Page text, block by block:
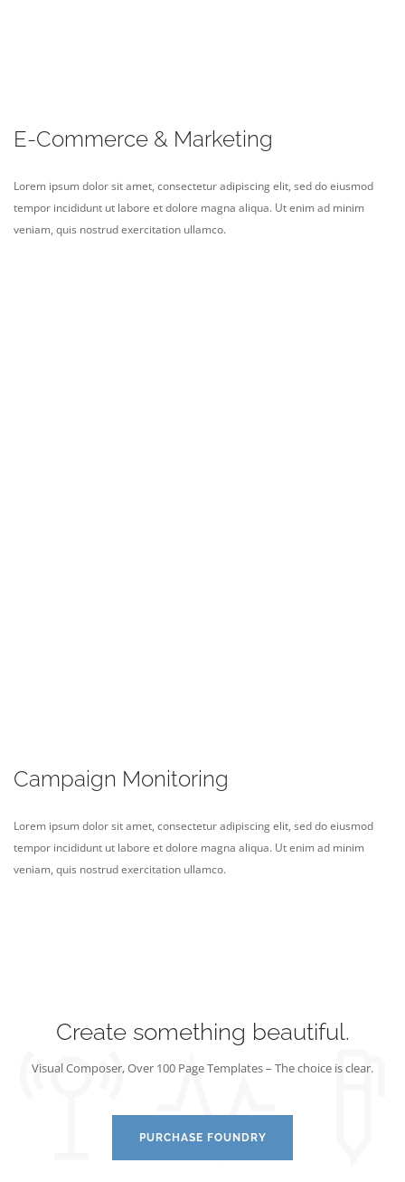
E-Commerce & Marketing
Lorem ipsum dolor sit amet, consectetur adipiscing elit, sed do eiusmod
tempor incididunt ut labore et dolore magna aliqua. Ut enim ad minim
veniam, quis nostrud exercitation ullamco.
Campaign Monitoring
Lorem ipsum dolor sit amet, consectetur adipiscing elit, sed do eiusmod
tempor incididunt ut labore et dolore magna aliqua. Ut enim ad minim
veniam, quis nostrud exercitation ullamco.
Create something beautiful.
Visual Composer, Over 100 Page Templates – The choice is clear.
PURCHASE FOUNDRY